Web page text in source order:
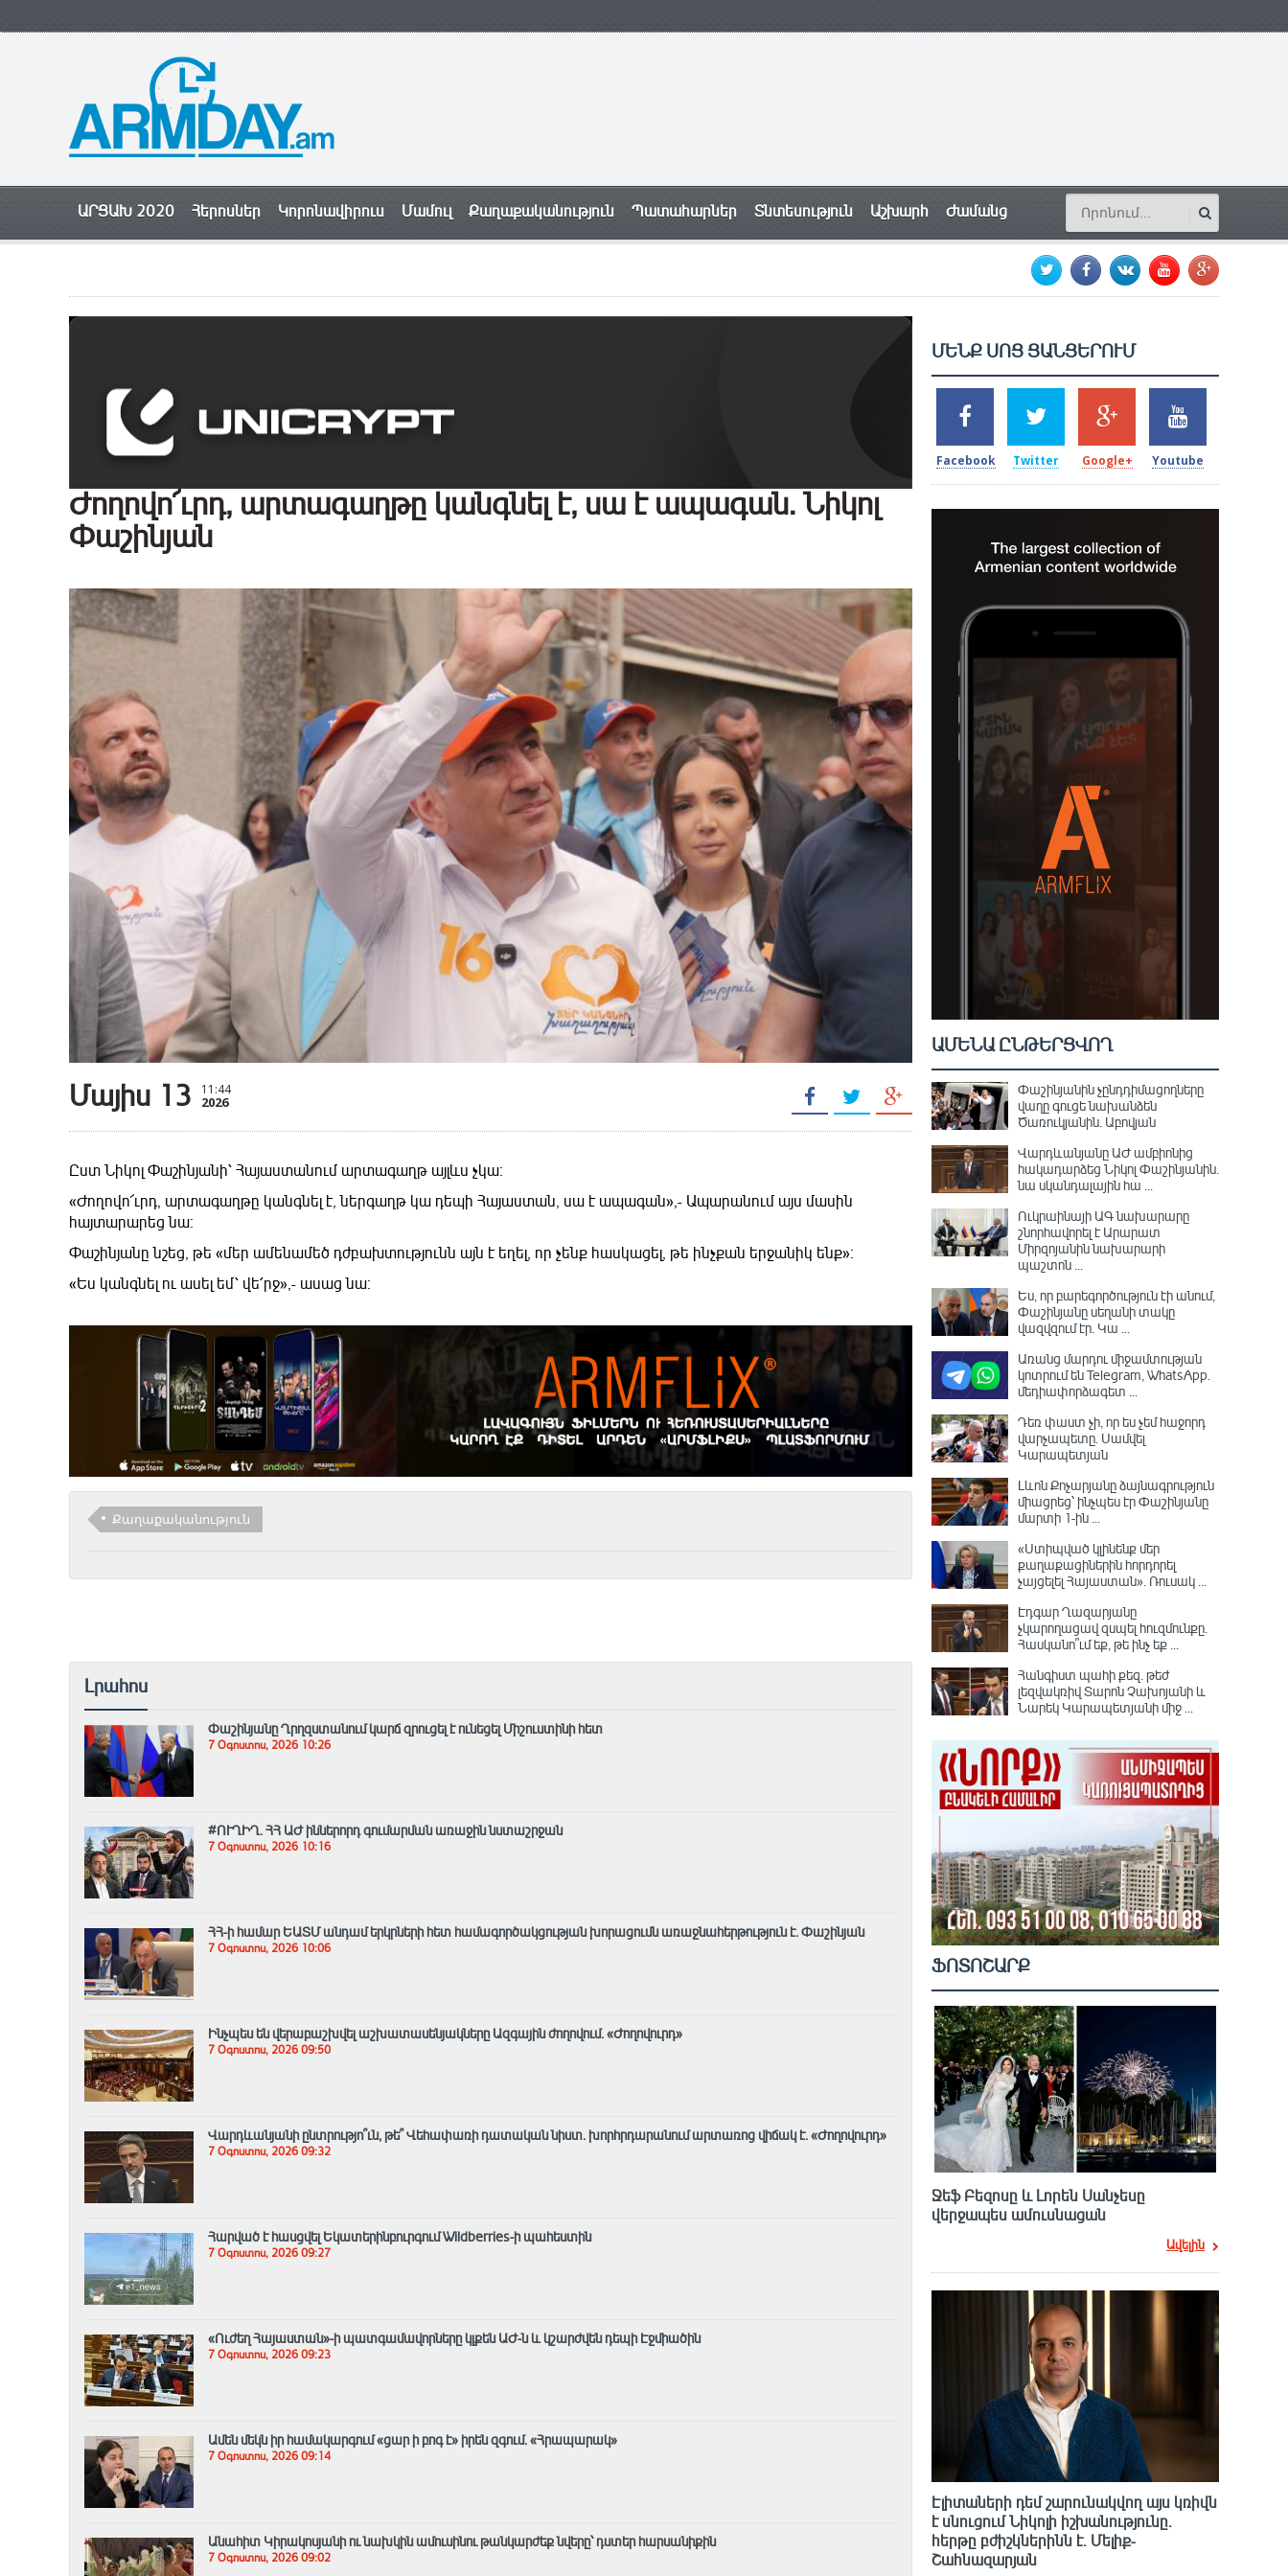
ԱՐՑԱԽ 2020 Հերոսներ Կորոնավիրուս Մամուլ Քաղաքականություն Պատահարներ Տնտեսություն Աշխարհ Ժամանց
Ժողովո՜ւրդ, արտագաղթը կանգնել է, սա է ապագան. Նիկոլ
Փաշինյան
Մայիս 13 11:44
2026
Ըստ Նիկոլ Փաշինյանի՝ Հայաստանում արտագաղթ այլևս չկա։
«Ժողովո՜ւրդ, արտագաղթը կանգնել է, ներգաղթ կա դեպի Հայաստան, սա է ապագան»,- Ապարանում այս մասին
հայտարարեց նա։
Փաշինյանը նշեց, թե «մեր ամենամեծ դժբախտությունն այն է եղել, որ չենք հասկացել, թե ինչքան երջանիկ ենք»։
«Ես կանգնել ու ասել եմ՝ վե՛րջ»,- ասաց նա։
Քաղաքականություն
Լրահոս
Փաշինյանը Ղրղզստանում կարճ զրուցել է ունեցել Միշուստինի հետ
7 Օգոստոս, 2026 10:26
#ՈՒՂԻՂ․ ՀՀ ԱԺ իններորդ գումարման առաջին նստաշրջան
7 Օգոստոս, 2026 10:16
ՀՀ-ի համար ԵԱՏՄ անդամ երկրների հետ համագործակցության խորացումն առաջնահերթություն է․ Փաշինյան
7 Օգոստոս, 2026 10:06
Ինչպես են վերաբաշխվել աշխատասենյակները Ազգային ժողովում. «Ժողովուրդ»
7 Օգոստոս, 2026 09:50
Վարդևանյանի ընտրությո՞ւն, թե՞ Վեհափառի դատական նիստ․ խորհրդարանում արտառոց վիճակ է. «Ժողովուրդ»
7 Օգոստոս, 2026 09:32
Հարված է հասցվել Եկատերինբուրգում Wildberries-ի պահեստին
7 Օգոստոս, 2026 09:27
«Ուժեղ Հայաստան»-ի պատգամավորները կլքեն ԱԺ-ն և կշարժվեն դեպի Էջմիածին
7 Օգոստոս, 2026 09:23
Ամեն մեկն իր համակարգում «ցար ի բոգ է» իրեն զգում․ «Հրապարակ»
7 Օգոստոս, 2026 09:14
Անահիտ Կիրակոսյանի ու նախկին ամուսինու թանկարժեք նվերը՝ դստեր հարսանիքին
7 Օգոստոս, 2026 09:02
ՄԵՆՔ ՍՈՑ ՑԱՆՑԵՐՈՒՄ
2k
SHARES
Facebook
1.5k
TWEETS
Twitter
203
SHARES
Google+
620
SHARES
Youtube
ԱՄԵՆԱ ԸՆԹԵՐՑՎՈՂ
Փաշինյանին չընդդիմացողները
վաղը գուցե նախանձեն
Ծառուկյանին. Աբովյան
Վարդևանյանը ԱԺ ամբիոնից
հակադարձեց Նիկոլ Փաշինյանին․
նա սկանդալային հա ...
Ուկրաինայի ԱԳ նախարարը
շնորհավորել է Արարատ
Միրզոյանին նախարարի
պաշտոն ...
Ես, որ բարեգործություն էի անում,
Փաշինյանը սեղանի տակը
վազվզում էր․ Կա ...
Առանց մարդու միջամտության
կոտրում են Telegram, WhatsApp․
մեդիափորձագետ ...
Դեռ փաստ չի, որ ես չեմ հաջորդ
վարչապետը․ Սամվել
Կարապետյան
Լևոն Քոչարյանը ձայնագրություն
միացրեց՝ ինչպես էր Փաշինյանը
մարտի 1-ին ...
«Ստիպված կլինենք մեր
քաղաքացիներին հորդորել
չայցելել Հայաստան»․ Ռուսակ ...
Էդգար Ղազարյանը
չկարողացավ զսպել հուզմունքը.
Հասկանո՞ւմ եք, թե ինչ եք ...
Հանգիստ պահի քեզ. թեժ
լեզվակռիվ Տարոն Չախոյանի և
Նարեկ Կարապետյանի միջ ...
ՖՈՏՈՇԱՐՔ
Ջեֆ Բեզոսը և Լորեն Սանչեսը
վերջապես ամուսնացան
Ավելին
Էլիտաների դեմ շարունակվող այս կռիվն
է սնուցում Նիկոլի իշխանությունը.
հերթը բժիշկներինն է. Մելիք-
Շահնազարյան